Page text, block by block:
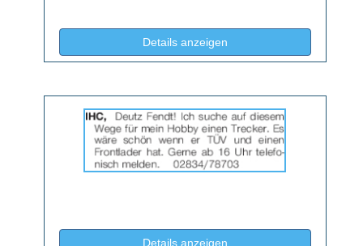
Details anzeigen(ID: 2059906)
der
Anzeige
2059907
anzeigen
Details anzeigen(ID: 2059907)